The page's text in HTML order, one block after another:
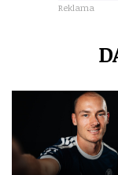
Reklama